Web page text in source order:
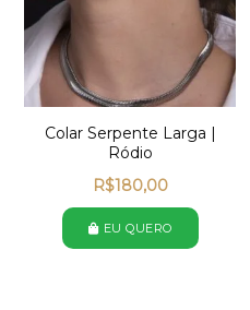
Colar Serpente Larga |
Ródio
R$180,00
EU QUERO